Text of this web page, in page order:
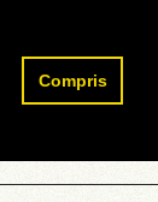
Compris
Rechercher :